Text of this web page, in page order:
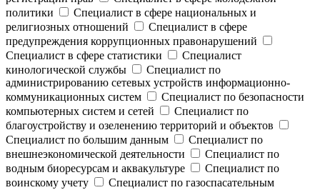
политики
Специалист в сфере национальных и
религиозных отношений
Специалист в сфере
предупреждения коррупционных правонарушений
Специалист в сфере статистики
Специалист
кинологической службы
Специалист по
администрированию сетевых устройств информационно-
коммуникационных систем
Специалист по безопасности
компьютерных систем и сетей
Специалист по
благоустройству и озеленению территорий и объектов
Специалист по большим данным
Специалист по
внешнеэкономической деятельности
Специалист по
водным биоресурсам и аквакультуре
Специалист по
воинскому учету
Специалист по газоспасательным